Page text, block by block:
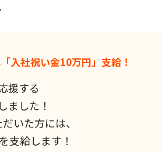
入社祝い金10万円」支給！
援する
ました！
いた方には、
支給します！